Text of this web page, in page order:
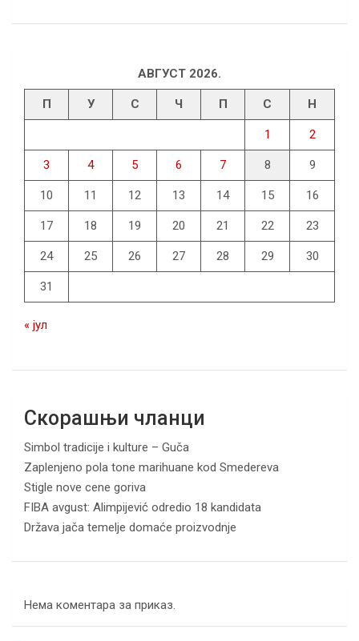
АВГУСТ 2026.
П У С Ч П С Н
1 2
3 4 5 6 7 8 9
10 11 12 13 14 15 16
17 18 19 20 21 22 23
24 25 26 27 28 29 30
31
« јул
Скорашњи чланци
Simbol tradicije i kulture – Guča
Zaplenjeno pola tone marihuane kod Smedereva
Stigle nove cene goriva
FIBA avgust: Alimpijević odredio 18 kandidata
Država jača temelje domaće proizvodnje
Нема коментара за приказ.